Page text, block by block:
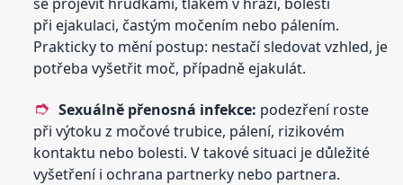
při ejakulaci, častým močením nebo pálením.
Prakticky to mění postup: nestačí sledovat vzhled, je
potřeba vyšetřit moč, případně ejakulát.
Sexuálně přenosná infekce: podezření roste
při výtoku z močové trubice, pálení, rizikovém
kontaktu nebo bolesti. V takové situaci je důležité
vyšetření i ochrana partnerky nebo partnera.